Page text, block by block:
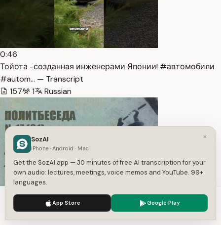
0:46
Тойота -созданная инженерами Японии! #автомобили
#autom… — Transcript
157
1 Russian
1:05:46
081. Политбеседа №17. Неизвестные отцы лейтенанта
We use cookies to enhance your experience.
×
SozAI
iPhone · Android · Mac
Get the SozAI app — 30 minutes of free AI transcription for your
own audio: lectures, meetings, voice memos and YouTube. 99+
languages.
App Store Google Play